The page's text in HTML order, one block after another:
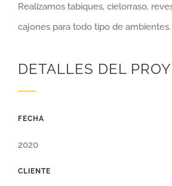
Realizamos tabiques, cielorraso,
cajones para todo tipo de ambientes.
DETALLES DEL
FECHA
2020
CLIENTE